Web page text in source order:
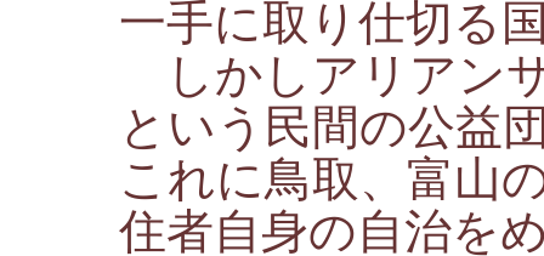
一手に取り仕切る
しかしアリアン
という民間の公益
これに鳥取、富山
住者自身の自治を